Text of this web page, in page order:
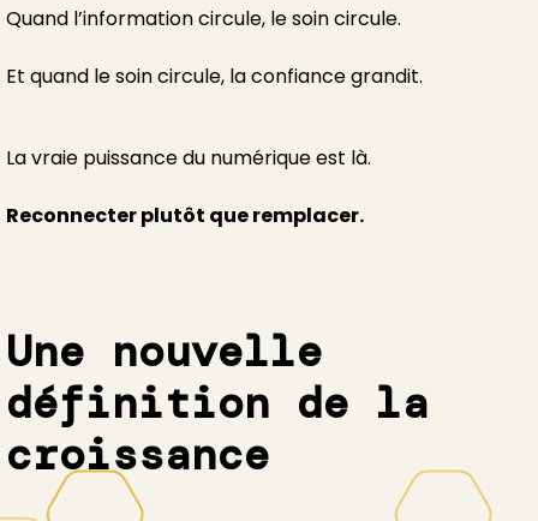
Quand l’information circule, le soin circule.
Et quand le soin circule, la confiance grandit.
La vraie puissance du numérique est là.
Reconnecter plutôt que remplacer.
Une nouvelle
définition de la
croissance